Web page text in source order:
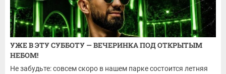
УЖЕ В ЭТУ СУББОТУ — ВЕЧЕРИНКА ПОД ОТКРЫТЫМ
НЕБОМ!
Не забудьте: совсем скоро в нашем парке состоится летняя